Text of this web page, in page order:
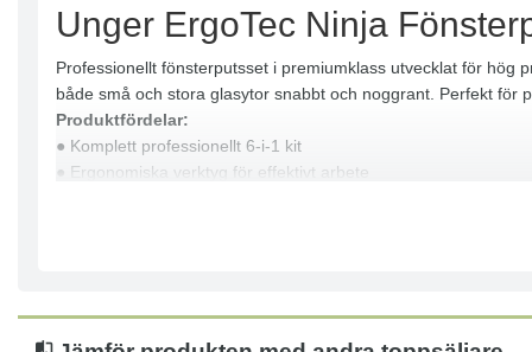
Unger ErgoTec Ninja
Professionellt fönsterputsset i premiumklass utvecklat för hög
både små och stora glasytor snabbt och noggrant. Perfekt för
Produktfördelar:
● Komplett professionellt 6-i-1 kit
● Ergonomiska verktyg för effektivt arbete